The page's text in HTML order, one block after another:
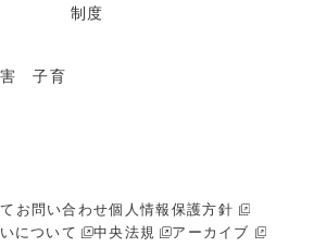
制度
子育
お問い合わせ個人情報保護方針
について
中央法規 アーカイブ